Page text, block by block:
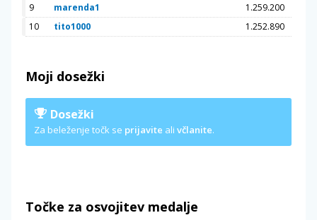
9
marenda1
1.259.200
10
tito1000 1.252.890
Moji dosežki
Dosežki
Za beleženje točk se prijavite ali včlanite.
Točke za osvojitev medalje